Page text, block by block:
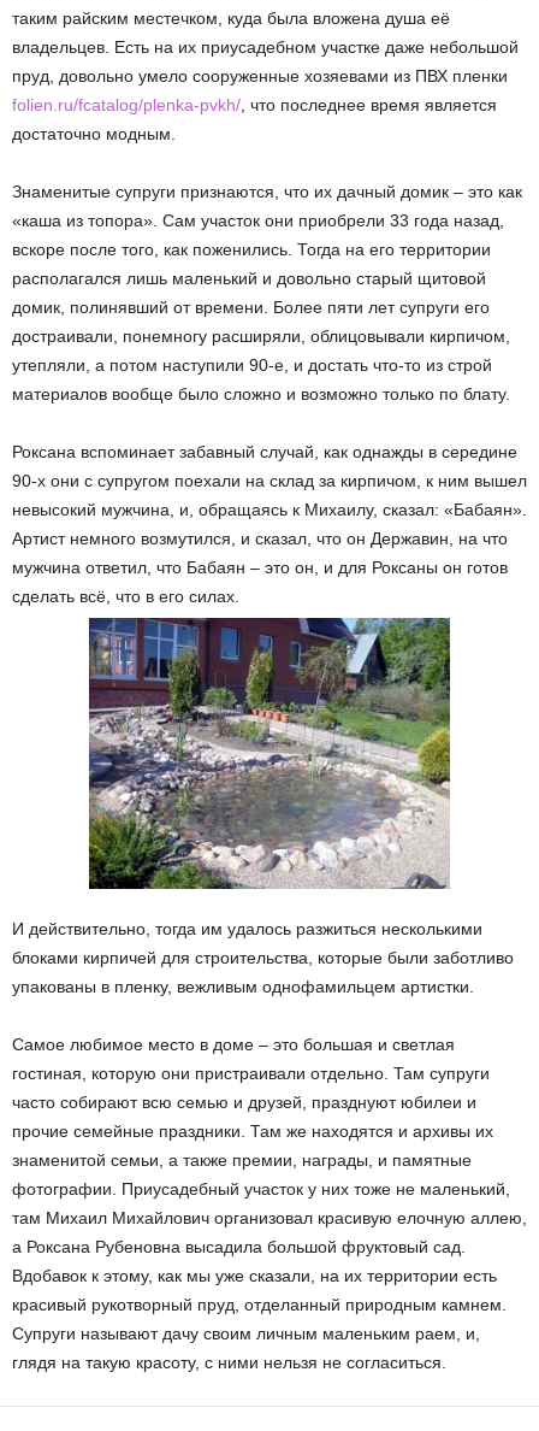
таким райским местечком, куда была вложена душа её
владельцев. Есть на их приусадебном участке даже небольшой
пруд, довольно умело сооруженные хозяевами из ПВХ пленки
folien.ru/fcatalog/plenka-pvkh/ , что последнее время является
достаточно модным.
Знаменитые супруги признаются, что их дачный домик – это как
«каша из топора». Сам участок они приобрели 33 года назад,
вскоре после того, как поженились. Тогда на его территории
располагался лишь маленький и довольно старый щитовой
домик, полинявший от времени. Более пяти лет супруги его
достраивали, понемногу расширяли, облицовывали кирпичом,
утепляли, а потом наступили 90-е, и достать что-то из строй
материалов вообще было сложно и возможно только по блату.
Роксана вспоминает забавный случай, как однажды в середине
90-х они с супругом поехали на склад за кирпичом, к ним вышел
невысокий мужчина, и, обращаясь к Михаилу, сказал: «Бабаян».
Артист немного возмутился, и сказал, что он Державин, на что
мужчина ответил, что Бабаян – это он, и для Роксаны он готов
сделать всё, что в его силах.
И действительно, тогда им удалось разжиться несколькими
блоками кирпичей для строительства, которые были заботливо
упакованы в пленку, вежливым однофамильцем артистки.
Самое любимое место в доме – это большая и светлая
гостиная, которую они пристраивали отдельно. Там супруги
часто собирают всю семью и друзей, празднуют юбилеи и
прочие семейные праздники. Там же находятся и архивы их
знаменитой семьи, а также премии, награды, и памятные
фотографии. Приусадебный участок у них тоже не маленький,
там Михаил Михайлович организовал красивую елочную аллею,
а Роксана Рубеновна высадила большой фруктовый сад.
Вдобавок к этому, как мы уже сказали, на их территории есть
красивый рукотворный пруд, отделанный природным камнем.
Супруги называют дачу своим личным маленьким раем, и,
глядя на такую красоту, с ними нельзя не согласиться.